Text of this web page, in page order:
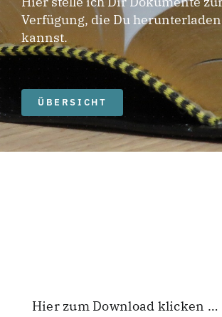
Verfügung, die Du herunterladen
kannst.
ÜBERSICHT
Hier zum Download klicken …